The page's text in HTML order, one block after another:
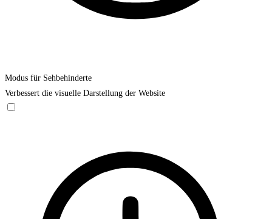
Modus für Sehbehinderte
Verbessert die visuelle Darstellung der Website